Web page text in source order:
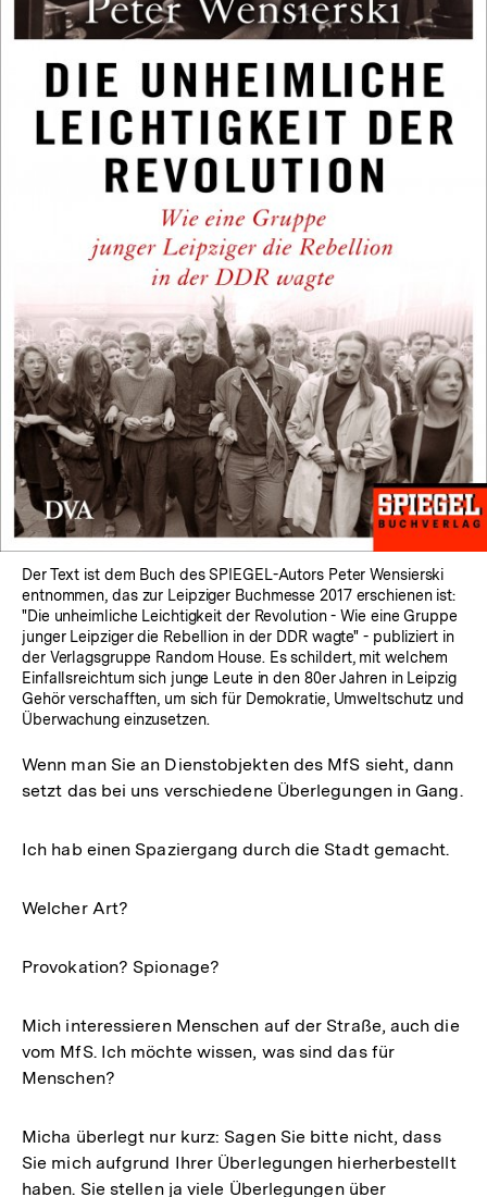
Lightbox
öffnen
Der Text ist dem Buch des SPIEGEL-Autors Peter Wensierski
entnommen, das zur Leipziger Buchmesse 2017 erschienen ist:
"Die unheimliche Leichtigkeit der Revolution - Wie eine Gruppe
junger Leipziger die Rebellion in der DDR wagte" - publiziert in
der Verlagsgruppe Random House. Es schildert, mit welchem
Einfallsreichtum sich junge Leute in den 80er Jahren in Leipzig
Gehör verschafften, um sich für Demokratie, Umweltschutz und
Überwachung einzusetzen.
Wenn man Sie an Dienstobjekten des MfS sieht, dann
setzt das bei uns verschiedene Überlegungen in Gang.
Ich hab einen Spaziergang durch die Stadt gemacht.
Welcher Art?
Provokation? Spionage?
Mich interessieren Menschen auf der Straße, auch die
vom MfS. Ich möchte wissen, was sind das für
Menschen?
Micha überlegt nur kurz: Sagen Sie bitte nicht, dass
Sie mich aufgrund Ihrer Überlegungen hierherbestellt
haben. Sie stellen ja viele Überlegungen über